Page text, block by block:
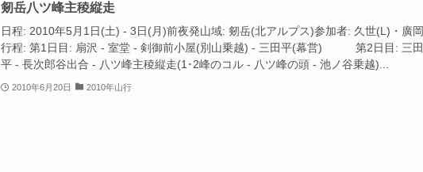
剱岳八ツ峰主稜縦走
日程: 2010年5月1日(土) - 3日(月)前夜発山域: 剱岳(北アルプス)参加者: 久世(L)・廣岡
行程: 第1日目: 扇沢 - 室堂 - 剣御前小屋(別山乗越) - 三田平(幕営) 第2日目: 三田
平 - 長次郎谷出合 - 八ツ峰主稜縦走(1･2峰のコル - 八ツ峰の頭 - 池ノ谷乗越)...
2010年6月20日 2010年山行